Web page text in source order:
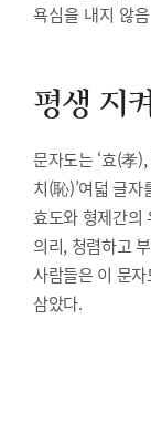
욕심을 내지 않음
평생 지
문자도는 ‘효(孝
치(恥)’여덟 글
효도와 형제간의
의리, 청렴하고
사람들은 이 문
삼았다.